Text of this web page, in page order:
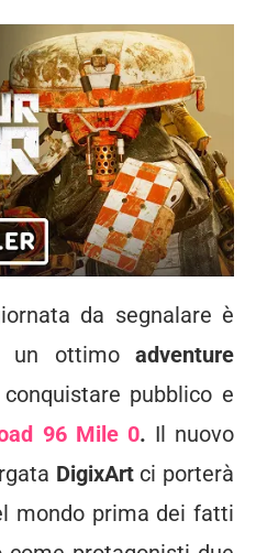
da segnalare è
un ottimo adventure
pubblico e
96 Mile 0. Il nuovo
DigixArt ci porterà
mondo prima dei fatti